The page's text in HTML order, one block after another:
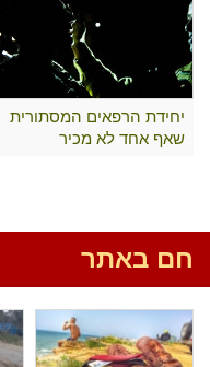
יחידת הרפאים המסתורית
שאף אחד לא מכיר
חם באתר